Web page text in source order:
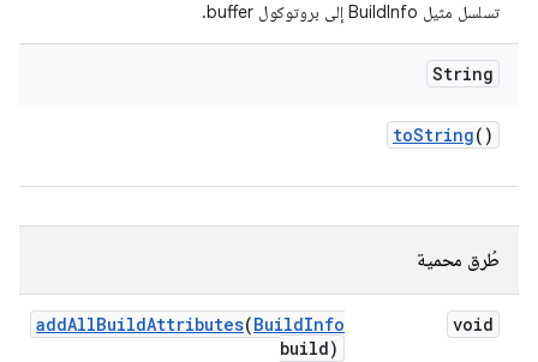
تسلسل مثيل BuildInfo إلى بروتوكول buffer.
String
toString()
طُرق محمية
void
addAllBuildAttributes(BuildInfo
build)